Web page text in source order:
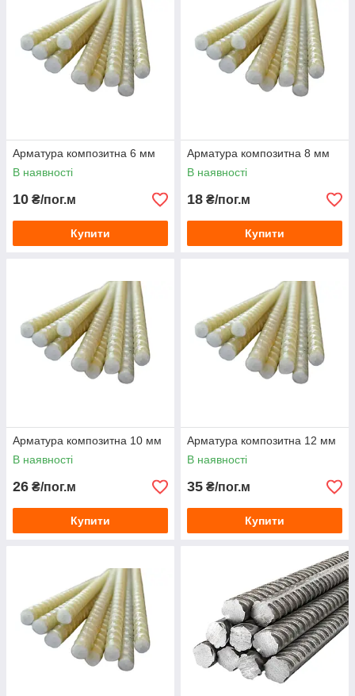
Арматура композитна 6 мм
В наявності
10 ₴/пог.м
Купити
Арматура композитна 8 мм
В наявності
18 ₴/пог.м
Купити
Арматура композитна 10 мм
В наявності
26 ₴/пог.м
Купити
Арматура композитна 12 мм
В наявності
35 ₴/пог.м
Купити